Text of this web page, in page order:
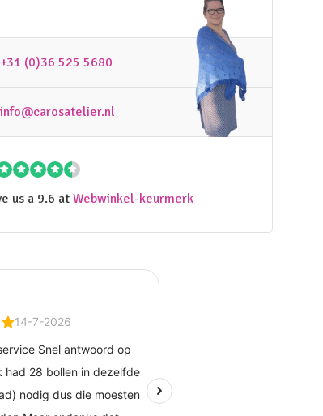
+31 (0)36 525 5680
info@carosatelier.nl
us a 9.6 at Webwinkel-keurmerk